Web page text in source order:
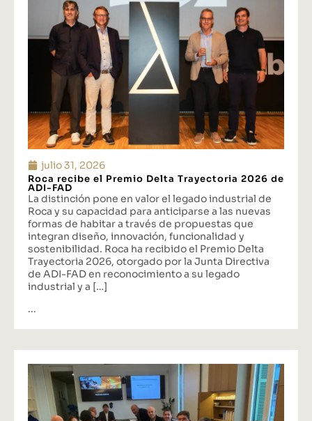
julio 31, 2026
Roca recibe el Premio Delta Trayectoria 2026 de
ADI-FAD
La distinción pone en valor el legado industrial de
Roca y su capacidad para anticiparse a las nuevas
formas de habitar a través de propuestas que
integran diseño, innovación, funcionalidad y
sostenibilidad. Roca ha recibido el Premio Delta
Trayectoria 2026, otorgado por la Junta Directiva
de ADI-FAD en reconocimiento a su legado
industrial y a […]
...